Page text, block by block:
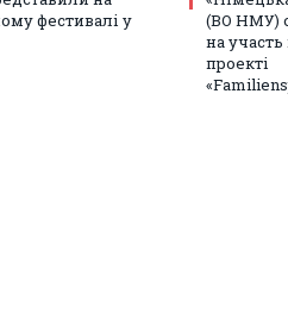
фестивалі у
(ВО НМУ)
на
проекті